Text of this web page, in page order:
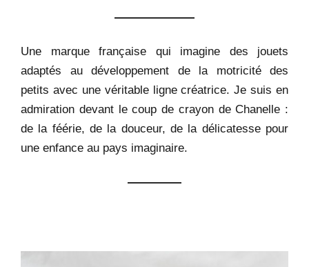
Une marque française qui imagine des jouets
adaptés au développement de la motricité des
petits avec une véritable ligne créatrice. Je suis en
admiration devant le coup de crayon de Chanelle :
de la féérie, de la douceur, de la délicatesse pour
une enfance au pays imaginaire.